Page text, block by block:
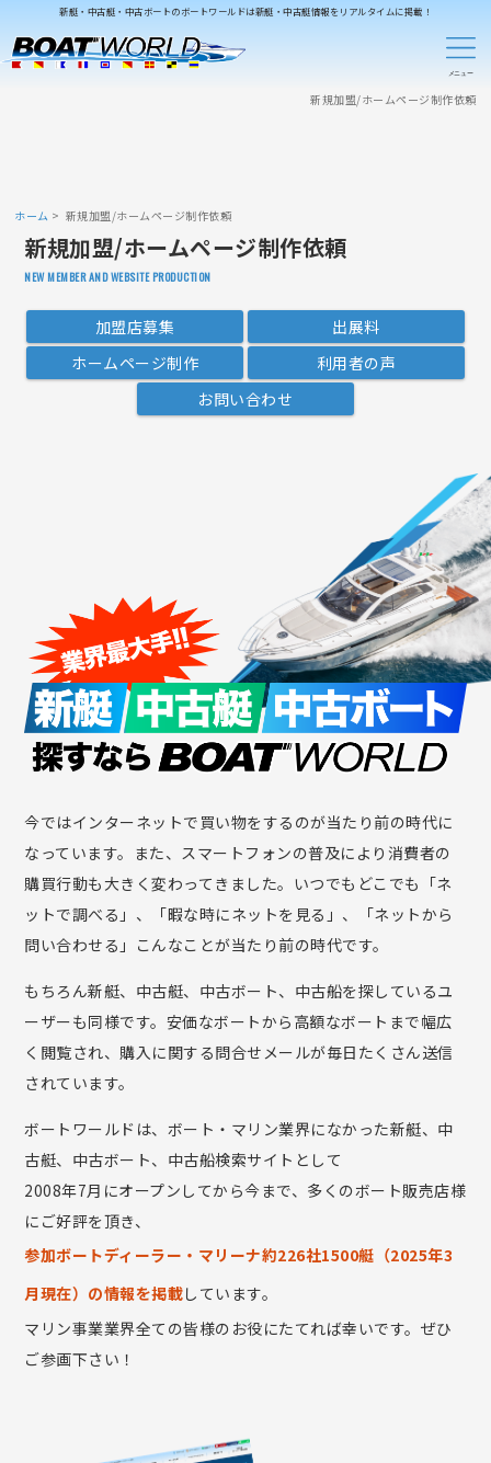
新艇・中古艇・中古ボートのボートワールドは新艇・中古艇情報をリアルタイムに掲載！
新規加盟/ホームページ制作依頼
ホーム 新規加盟/ホームページ制作依頼
新規加盟/ホームページ制作依頼
NEW MEMBER AND WEBSITE PRODUCTION
加盟店募集
出展料
ホームページ制作
利用者の声
お問い合わせ
今ではインターネットで買い物をするのが当たり前の時代に
なっています。また、スマートフォンの普及により消費者の
購買行動も大きく変わってきました。いつでもどこでも「ネ
ットで調べる」、「暇な時にネットを見る」、「ネットから
問い合わせる」こんなことが当たり前の時代です。
もちろん新艇、中古艇、中古ボート、中古船を探しているユ
ーザーも同様です。安価なボートから高額なボートまで幅広
く閲覧され、購入に関する問合せメールが毎日たくさん送信
されています。
ボートワールドは、ボート・マリン業界になかった新艇、中
古艇、中古ボート、中古船検索サイトとして
2008年7月にオープンしてから今まで、多くのボート販売店様
にご好評を頂き、
参加ボートディーラー・マリーナ約226社1500艇（2025年3
月現在）の情報を掲載しています。
マリン事業業界全ての皆様のお役にたてれば幸いです。ぜひ
ご参画下さい！